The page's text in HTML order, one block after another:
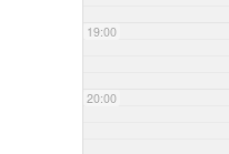
19:00
20:00